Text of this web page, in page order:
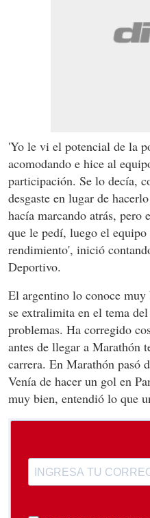
'Yo le vi el potencial de la
acomodando e hice al
participación. Se lo decía,
desgaste en lugar de
hacía marcando atrás,
que le pedí, luego el
rendimiento', inició
Deportivo.
El argentino lo conoce
se extralimita en el tema
problemas. Ha corregido
antes de llegar a Marathón
carrera. En Marathón pasó
Venía de hacer un gol en
muy bien, entendió lo que